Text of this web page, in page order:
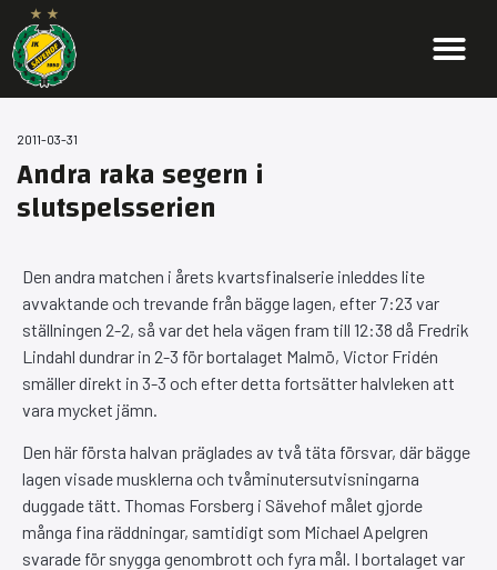
2011-03-31
Andra raka segern i
slutspelsserien
Den andra matchen i årets kvartsfinalserie inleddes lite
avvaktande och trevande från bägge lagen, efter 7:23 var
ställningen 2-2, så var det hela vägen fram till 12:38 då Fredrik
Lindahl dundrar in 2-3 för bortalaget Malmö, Victor Fridén
smäller direkt in 3-3 och efter detta fortsätter halvleken att
vara mycket jämn.
Den här första halvan präglades av två täta försvar, där bägge
lagen visade musklerna och tvåminutersutvisningarna
duggade tätt. Thomas Forsberg i Sävehof målet gjorde
många fina räddningar, samtidigt som Michael Apelgren
svarade för snygga genombrott och fyra mål. I bortalaget var